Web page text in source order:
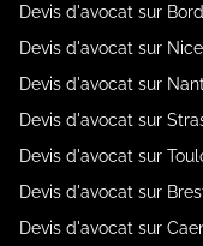
Devis d'avocat sur
Devis d'avocat sur
Devis d'avocat sur
Devis d'avocat sur
Devis d'avocat sur
Devis d'avocat sur
Devis d'avocat sur